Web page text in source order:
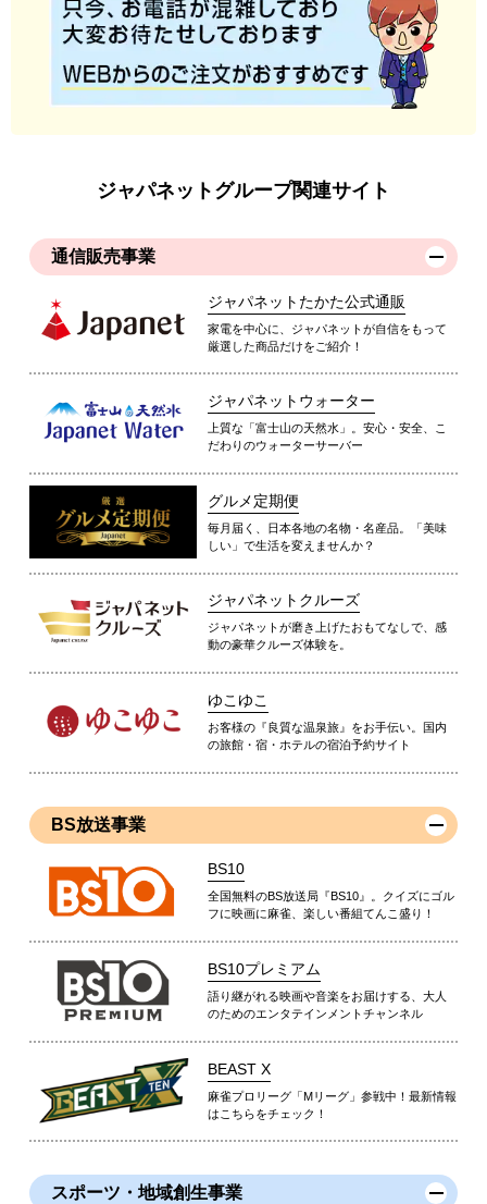
ジャパネットグループ関連サイト
通信販売事業
ジャパネットたかた公式通販
家電を中心に、ジャパネットが自信をもって
厳選した商品だけをご紹介！
ジャパネットウォーター
上質な「富士山の天然水」。安心・安全、こ
だわりのウォーターサーバー
グルメ定期便
毎月届く、日本各地の名物・名産品。「美味
しい」で生活を変えませんか？
ジャパネットクルーズ
ジャパネットが磨き上げたおもてなしで、感
動の豪華クルーズ体験を。
ゆこゆこ
お客様の『良質な温泉旅』をお手伝い。国内
の旅館・宿・ホテルの宿泊予約サイト
BS放送事業
BS10
全国無料のBS放送局『BS10』。クイズにゴル
フに映画に麻雀、楽しい番組てんこ盛り！
BS10プレミアム
語り継がれる映画や音楽をお届けする、大人
のためのエンタテインメントチャンネル
BEAST X
麻雀プロリーグ「Mリーグ」参戦中！最新情報
はこちらをチェック！
スポーツ・地域創生事業